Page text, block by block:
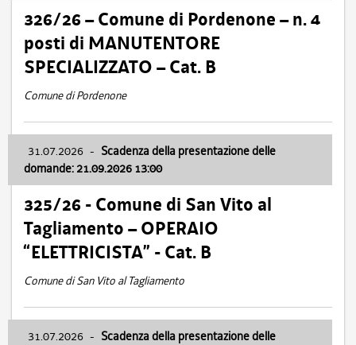
326/26 – Comune di Pordenone – n. 4
posti di MANUTENTORE
SPECIALIZZATO – Cat. B
Comune di Pordenone
31.07.2026 - Scadenza della presentazione delle
domande: 21.09.2026 13:00
325/26 - Comune di San Vito al
Tagliamento – OPERAIO
“ELETTRICISTA” - Cat. B
Comune di San Vito al Tagliamento
31.07.2026 - Scadenza della presentazione delle